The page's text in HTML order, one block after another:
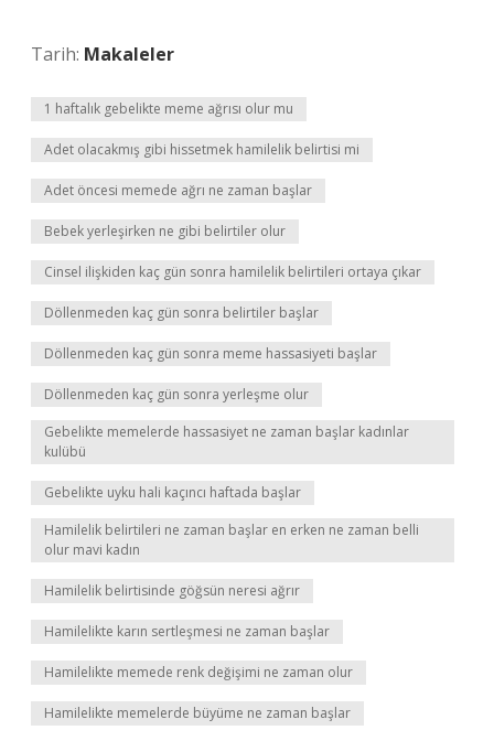
Tarih: Makaleler
1 haftalık gebelikte meme ağrısı olur mu
Adet olacakmış gibi hissetmek hamilelik belirtisi mi
Adet öncesi memede ağrı ne zaman başlar
Bebek yerleşirken ne gibi belirtiler olur
Cinsel ilişkiden kaç gün sonra hamilelik belirtileri ortaya çıkar
Döllenmeden kaç gün sonra belirtiler başlar
Döllenmeden kaç gün sonra meme hassasiyeti başlar
Döllenmeden kaç gün sonra yerleşme olur
Gebelikte memelerde hassasiyet ne zaman başlar kadınlar
kulübü
Gebelikte uyku hali kaçıncı haftada başlar
Hamilelik belirtileri ne zaman başlar en erken ne zaman belli
olur mavi kadın
Hamilelik belirtisinde göğsün neresi ağrır
Hamilelikte karın sertleşmesi ne zaman başlar
Hamilelikte memede renk değişimi ne zaman olur
Hamilelikte memelerde büyüme ne zaman başlar